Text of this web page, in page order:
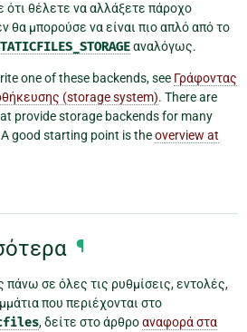
θέλετε να αλλάξετε πάροχο
θα μπορούσε να είναι πιο απλό από το
αναλόγως.
one of these backends, see Γράφοντας
(storage system). There are
provide storage backends for many
good starting point is theoverview at
¶
πάνω σε όλες τις ρυθμίσεις, εντολές,
που περιέχονται στο
, δείτε στο άρθροαναφορά στα